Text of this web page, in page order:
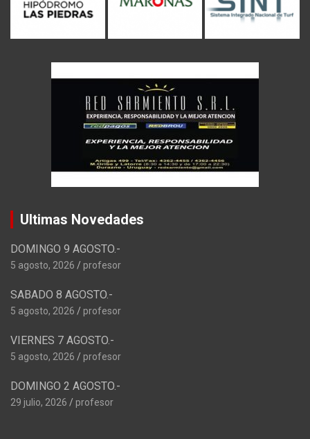
Ultimas Novedades
DOMINGO 9 AGOSTO.-
5 agosto, 2026 profesor
SABADO 8 AGOSTO.-
5 agosto, 2026 profesor
VIERNES 7 AGOSTO.-
5 agosto, 2026 profesor
DOMINGO 2 AGOSTO.-
29 julio, 2026 profesor